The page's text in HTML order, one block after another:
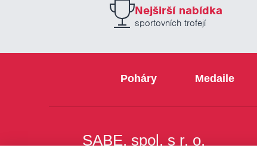
Nejširší nabídka
sportovních trofejí
Poháry Medaile
SABE, spol. s r. o.